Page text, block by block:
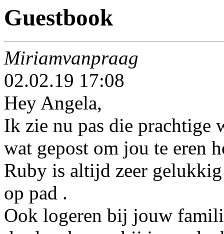
Guestbook
Miriamvanpraag
02.02.19 17:08
Hey Angela,
Ik zie nu pas die prachtige
wat gepost om jou te eren
Ruby is altijd zeer gelukkig
op pad .
Ook logeren bij jouw